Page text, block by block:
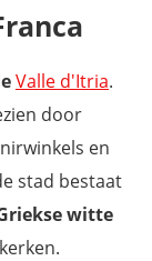
Valle d'Itria.
door
en
stad bestaat
witte